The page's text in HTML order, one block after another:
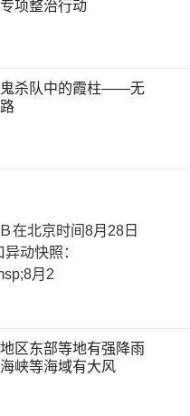
项整治行动
鬼杀队中的霞柱——无
在北京时间8月28日
动快照：
月2
区东部等地有强降雨
峡等海域有大风